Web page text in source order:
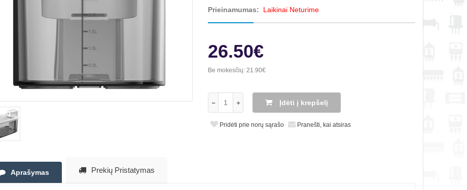
Prieinamumas:
Laikinai Neturime
26.50€
Be mokesčių:21.90€
Įdėti į krepšelį
Pridėti prie norų sąrašo Pranešti, kai atsiras
Aprašymas Prekių Pristatymas